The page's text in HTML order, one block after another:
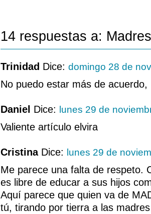
14 respuestas a:
Trinidad Dice: domingo 28 de
No puedo estar más de acuerdo,
Daniel Dice: lunes 29 de
Valiente artículo elvira
CristinaDice: lunes 29 de
Me parece una falta de respeto.
es libre de educar a sus hijos
Aquí parece que quien va de
tú, tirando por tierra a las